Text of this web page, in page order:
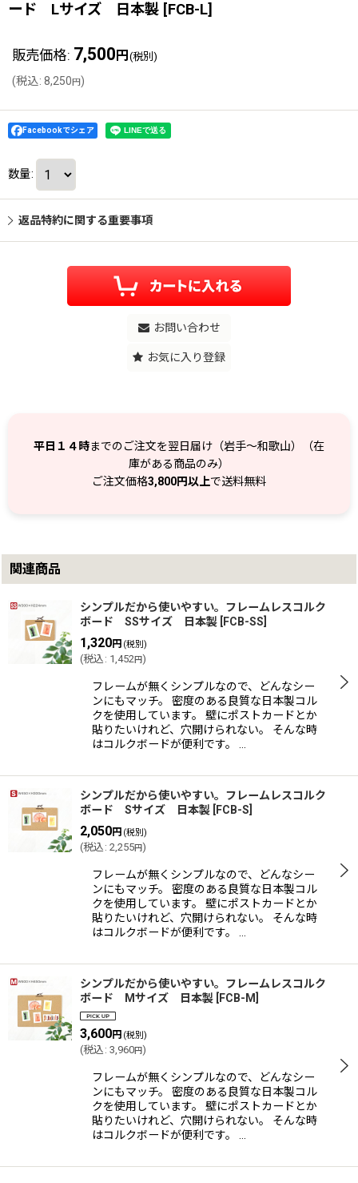
ード Lサイズ 日本製 [FCB-L]
販売価格: 7,500 円 (税別)
(税込: 8,250 円 )
Facebookでシェア
数量:
返品特約に関する重要事項
お問い合わせ
お気に入り登録
平日１４時までのご注文を翌日届け（岩手～和歌山）（在
庫がある商品のみ）
ご注文価格3,800円以上で送料無料
関連商品
シンプルだから使いやすい。フレームレスコルク
ボード SSサイズ 日本製
FCB-SS
1,320円 (税別)
(税込 : 1,452円)
フレームが無くシンプルなので、どんなシー
ンにもマッチ。 密度のある良質な日本製コル
クを使用しています。 壁にポストカードとか
貼りたいけれど、穴開けられない。 そんな時
はコルクボードが便利です。 …
シンプルだから使いやすい。フレームレスコルク
ボード Sサイズ 日本製
FCB-S
2,050円 (税別)
(税込 : 2,255円)
フレームが無くシンプルなので、どんなシー
ンにもマッチ。 密度のある良質な日本製コル
クを使用しています。 壁にポストカードとか
貼りたいけれど、穴開けられない。 そんな時
はコルクボードが便利です。 …
シンプルだから使いやすい。フレームレスコルク
ボード Mサイズ 日本製
FCB-M
3,600円 (税別)
(税込 : 3,960円)
フレームが無くシンプルなので、どんなシー
ンにもマッチ。 密度のある良質な日本製コル
クを使用しています。 壁にポストカードとか
貼りたいけれど、穴開けられない。 そんな時
はコルクボードが便利です。 …